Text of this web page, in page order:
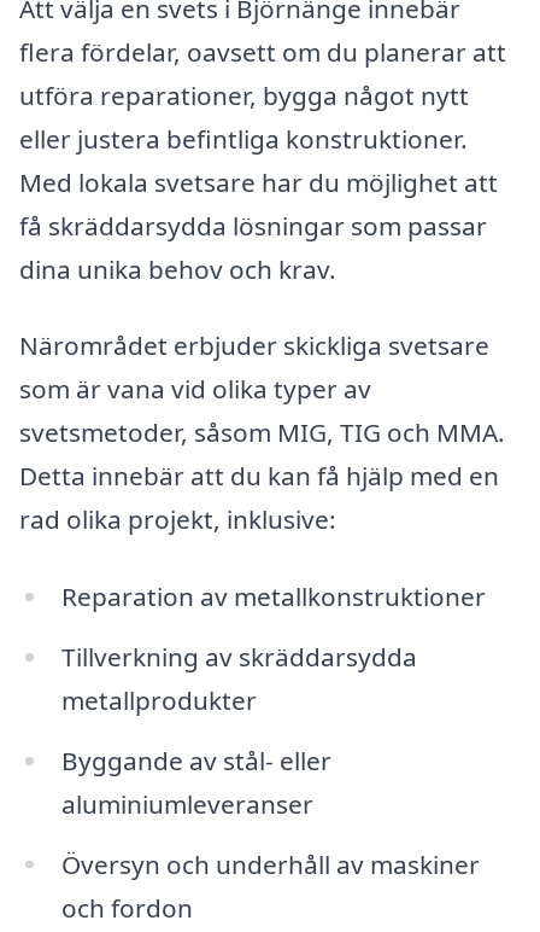
Att välja en svets i Björnänge innebär
flera fördelar, oavsett om du planerar att
utföra reparationer, bygga något nytt
eller justera befintliga konstruktioner.
Med lokala svetsare har du möjlighet att
få skräddarsydda lösningar som passar
dina unika behov och krav.
Närområdet erbjuder skickliga svetsare
som är vana vid olika typer av
svetsmetoder, såsom MIG, TIG och MMA.
Detta innebär att du kan få hjälp med en
rad olika projekt, inklusive:
Reparation av metallkonstruktioner
Tillverkning av skräddarsydda
metallprodukter
Byggande av stål- eller
aluminiumleveranser
Översyn och underhåll av maskiner
och fordon